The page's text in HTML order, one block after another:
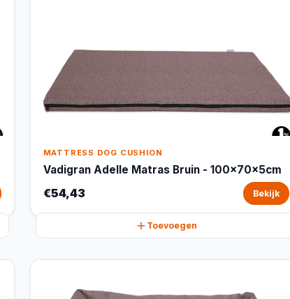
MATTRESS DOG CUSHION
Vadigran Adelle Matras Bruin - 100x70x5cm
€54,43 Bekijk
Toevoegen